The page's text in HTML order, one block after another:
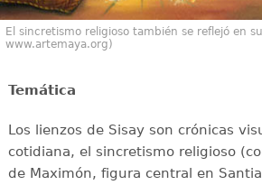
El sincretismo religioso también se reflejó en
www.artemaya.org)
Temática
Los lienzos de Sisay son crónicas
cotidiana, el sincretismo religioso
de Maximón, figura central en